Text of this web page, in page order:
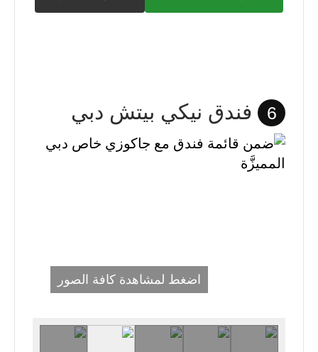
6 فندق نيكي بيتش دبي
اضغط لمشاهدة كافة الصور